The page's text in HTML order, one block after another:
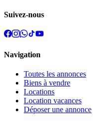
Suivez-nous
Navigation
Toutes les annonces
Biens à vendre
Locations
Location vacances
Déposer une annonce